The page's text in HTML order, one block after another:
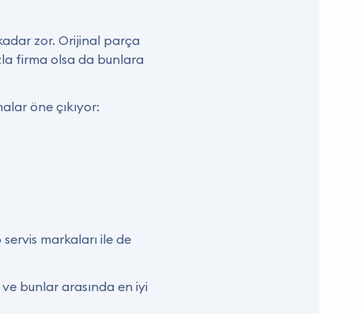
zor. Orijinal parça
firma olsa da bunlara
öne çıkıyor:
markaları ile de
bunlar arasında en iyi